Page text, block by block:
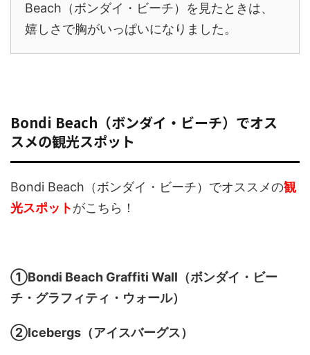
Beach（ボンダイ・ビーチ）を見たときは、
嬉しさで胸がいっぱいになりました。
Bondi Beach（ボンダイ・ビーチ）でオス
スメの観光スポット
Bondi Beach（ボンダイ・ビーチ）でオススメの観
光スポットがこちら！
①Bondi Beach Graffiti Wall（ボンダイ・ビー
チ・グラフィティ・ウォール）
②Icebergs（アイスバーグス）